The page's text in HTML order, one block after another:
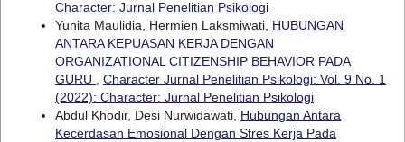
Character: Jurnal Penelitian Psikologi
Yunita Maulidia, Hermien Laksmiwati, HUBUNGAN
ANTARA KEPUASAN KERJA DENGAN
ORGANIZATIONAL CITIZENSHIP BEHAVIOR PADA
GURU
Character Jurnal Penelitian Psikologi: Vol. 9 No. 1
(2022): Character: Jurnal Penelitian Psikologi
Abdul Khodir, Desi Nurwidawati, Hubungan Antara
Kecerdasan Emosional Dengan Stres Kerja Pada